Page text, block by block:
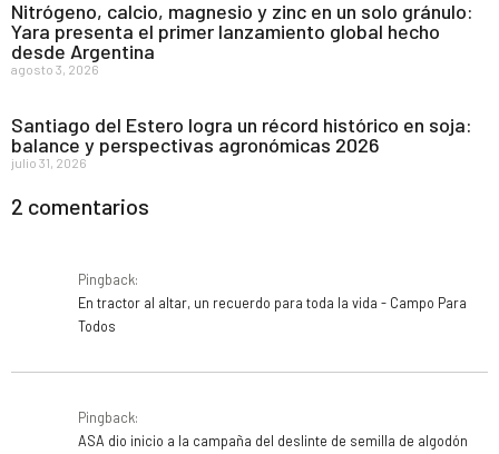
Nitrógeno, calcio, magnesio y zinc en un solo gránulo:
Yara presenta el primer lanzamiento global hecho
desde Argentina
agosto 3, 2026
Santiago del Estero logra un récord histórico en soja:
balance y perspectivas agronómicas 2026
julio 31, 2026
2 comentarios
Pingback:
En tractor al altar, un recuerdo para toda la vida - Campo Para
Todos
Pingback:
ASA dio inicio a la campaña del deslinte de semilla de algodón